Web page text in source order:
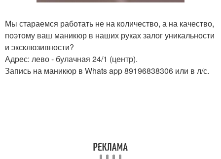
Мы стараемся работать не на количество, а на качество,
поэтому ваш маникюр в наших руках залог уникальности
и эксклюзивности?
Адрес: лево - булачная 24/1 (центр).
Запись на маникюр в Whats app 89196838306 или в л/с.